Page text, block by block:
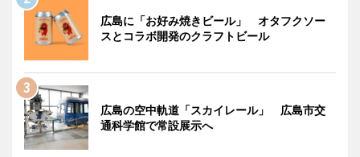
広島に「お好み焼きビール」 オタフクソー
スとコラボ開発のクラフトビール
広島の空中軌道「スカイレール」 広島市交
通科学館で常設展示へ